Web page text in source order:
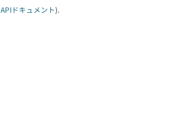
APIドキュメント).